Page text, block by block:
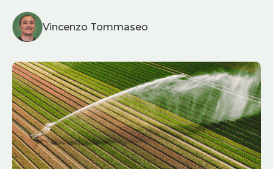
Vincenzo Tommaseo